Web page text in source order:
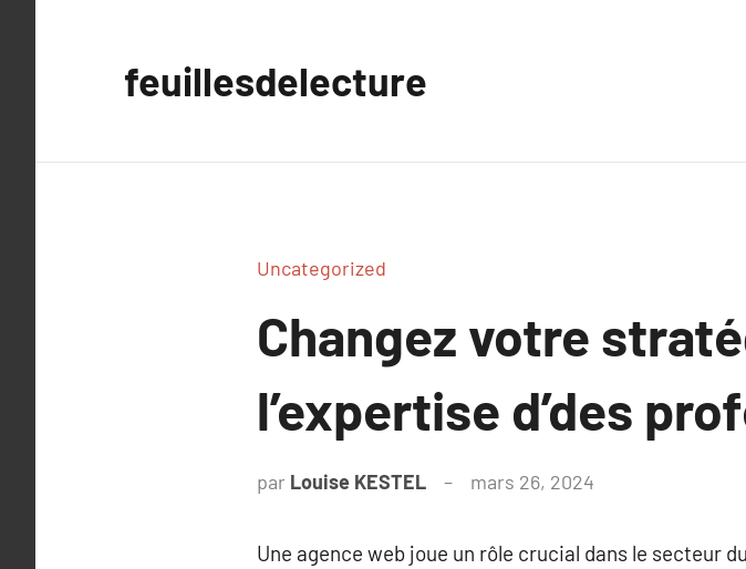
feuillesdelecture
Uncategorized
Changez votre
l’expertise d’des
par Louise KESTEL mars 26, 2024
Une agence web joue un rôle crucial dans le secteur